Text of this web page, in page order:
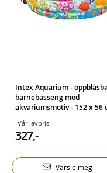
Intex Aquarium -
barnebasseng med
akvariumsmotiv - 152 x 56
Vår lavpris:
327,-
Varsle meg